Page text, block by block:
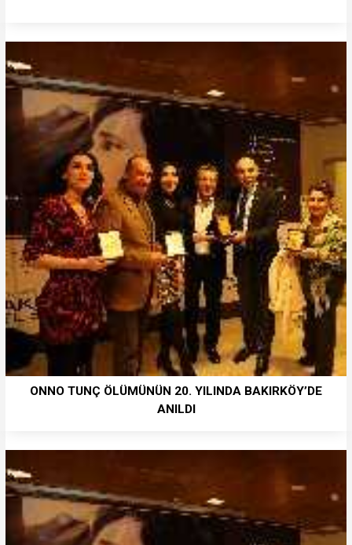
ONNO TUNÇ ÖLÜMÜNÜN 20. YILINDA BAKIRKÖY’DE
ANILDI